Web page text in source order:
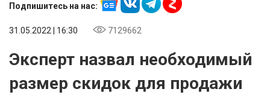
Подпишитесь на нас:
31.05.2022 | 16:30 7129662
Эксперт назвал необходимый
размер скидок для продажи